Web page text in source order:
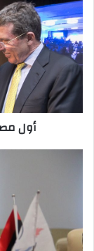
ك
ا
ل
إ
ل
ك
أول